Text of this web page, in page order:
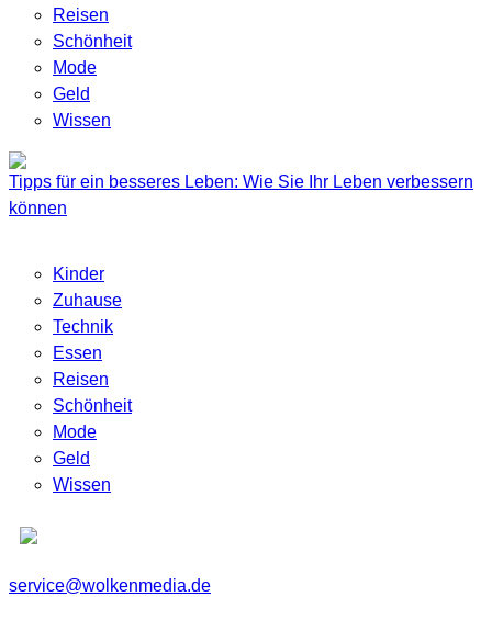
Reisen
Schönheit
Mode
Geld
Wissen
Tipps für ein besseres Leben: Wie Sie Ihr Leben verbessern
können
Kinder
Zuhause
Technik
Essen
Reisen
Schönheit
Mode
Geld
Wissen
service@wolkenmedia.de